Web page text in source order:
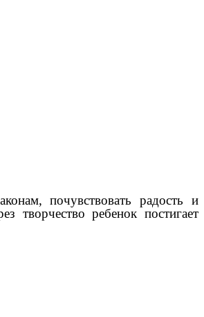
почувствовать радость и
творчество ребенок постигает